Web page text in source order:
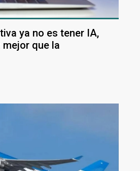
ya no es tener IA,
que la